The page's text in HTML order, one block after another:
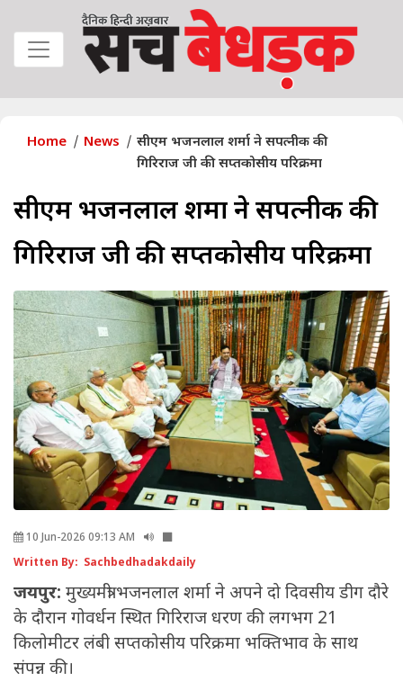
Home News
सीएम भजनलाल शर्मा ने सपत्नीक की
गिरिराज जी की सप्तकोसीय परिक्रमा
सीएम भजनलाल शर्मा ने सपत्नीक की
गिरिराज जी की सप्तकोसीय परिक्रमा
10 Jun-2026 09:13 AM
Written By: Sachbedhadakdaily
जयपुर: मुख्यमंत्री भजनलाल शर्मा ने अपने दो दिवसीय डीग दौरे
के दौरान गोवर्धन स्थित गिरिराज धरण की लगभग 21
किलोमीटर लंबी सप्तकोसीय परिक्रमा भक्तिभाव के साथ
संपन्न की।